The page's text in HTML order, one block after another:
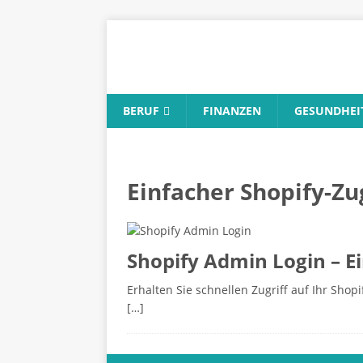
BERUF FINANZEN
Einfacher Shopify-
Shopify Admin Login –
Erhalten Sie schnellen Zugriff auf Ihr
[…]